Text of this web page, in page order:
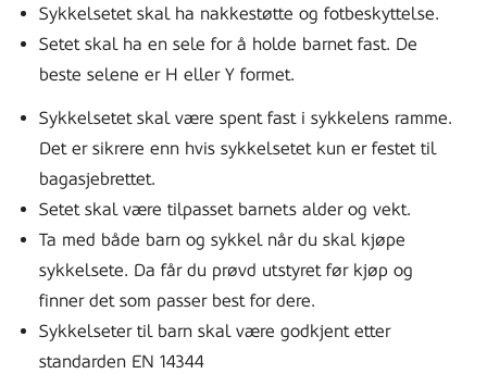
Sykkelsetet skal ha nakkestøtte og fotbeskyttelse.
Setet skal ha en sele for å holde barnet fast. De
beste selene er H eller Y formet.
Sykkelsetet skal være spent fast i sykkelens ramme.
Det er sikrere enn hvis sykkelsetet kun er festet til
bagasjebrettet.
Setet skal være tilpasset barnets alder og vekt.
Ta med både barn og sykkel når du skal kjøpe
sykkelsete. Da får du prøvd utstyret før kjøp og
finner det som passer best for dere.
Sykkelseter til barn skal være godkjent etter
standarden EN 14344